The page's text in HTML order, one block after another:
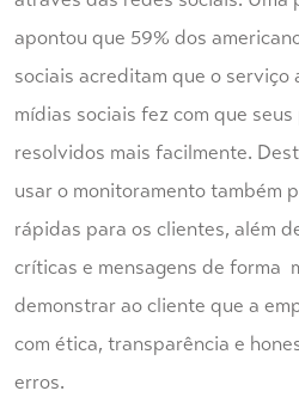
apontou que 59% dos
sociais acreditam que o serviço
mídias sociais fez com que
resolvidos mais facilmente.
usar o monitoramento também
rápidas para os clientes, além
críticas e mensagens de forma
demonstrar ao cliente que a
com ética, transparência e
erros.